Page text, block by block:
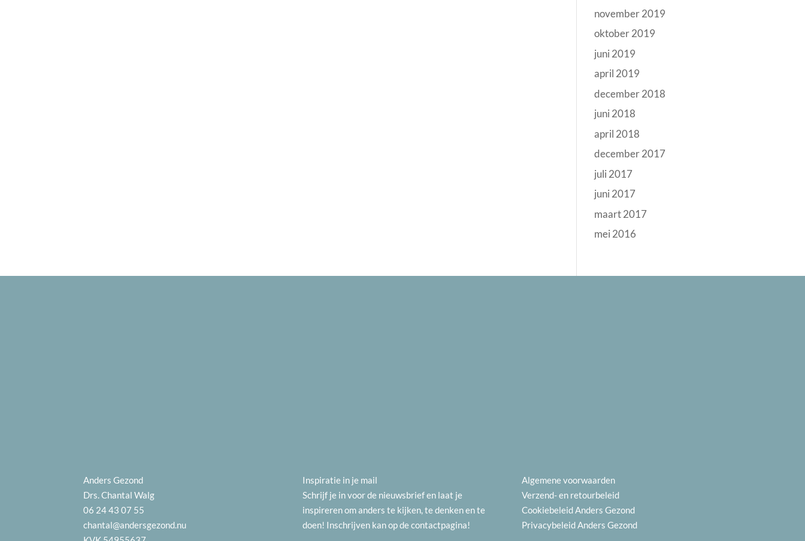
november 2019
oktober 2019
juni 2019
april 2019
december 2018
juni 2018
april 2018
december 2017
juli 2017
juni 2017
maart 2017
mei 2016
Anders Gezond
Drs. Chantal Walg
06 24 43 07 55
chantal@andersgezond.nu
Inspiratie in je mail
Schrijf je in voor de nieuwsbrief en laat je
inspireren om anders te kijken, te denken en te
doen! Inschrijven kan op decontactpagina!
Algemene voorwaarden
Verzend- en retourbeleid
CookiebeleidAnders Gezond
PrivacybeleidAnders Gezond